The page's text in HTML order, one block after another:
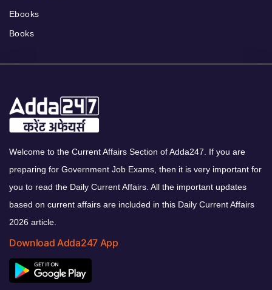
Ebooks
Books
Welcome to the Current Affairs Section of Adda247. If you are
preparing for Government Job Exams, then it is very important for
you to read the Daily Current Affairs. All the important updates
based on current affairs are included in this Daily Current Affairs
2026 article.
Download Adda247 App